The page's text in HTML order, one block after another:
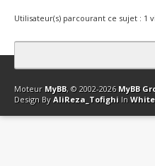
Utilisateur(s) parcourant ce sujet : 1
Contact Club Affiliation
Moteur MyBB, © 2002-2026 MyBB
Design By AliReza_Tofighi In